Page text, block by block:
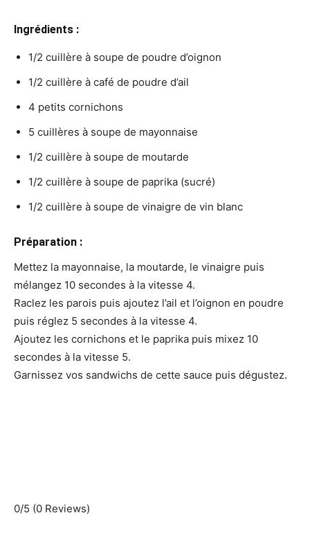
Ingrédients :
1/2 cuillère à soupe de poudre d’oignon
1/2 cuillère à café de poudre d’ail
4 petits cornichons
5 cuillères à soupe de mayonnaise
1/2 cuillère à soupe de moutarde
1/2 cuillère à soupe de paprika (sucré)
1/2 cuillère à soupe de vinaigre de vin blanc
Préparation :
Mettez la mayonnaise, la moutarde, le vinaigre puis
mélangez 10 secondes à la vitesse 4.
Raclez les parois puis ajoutez l’ail et l’oignon en poudre
puis réglez 5 secondes à la vitesse 4.
Ajoutez les cornichons et le paprika puis mixez 10
secondes à la vitesse 5.
Garnissez vos sandwichs de cette sauce puis dégustez.
0/5 (0 Reviews)